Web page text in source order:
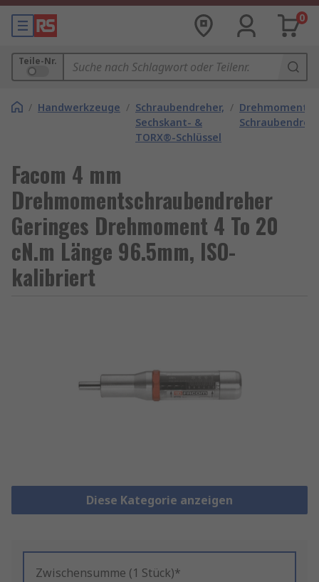
0
Teile-Nr.
/ Handwerkzeuge / Schraubendreher,
Sechskant- &
TORX®-Schlüssel
/ Drehmoment-
Facom 4 mm
Drehmomentschraubendreher
Geringes Drehmoment 4 To 20
cN.m Länge 96.5mm, ISO-
kalibriert
Diese Kategorie anzeigen
Zwischensumme (1 Stück)*